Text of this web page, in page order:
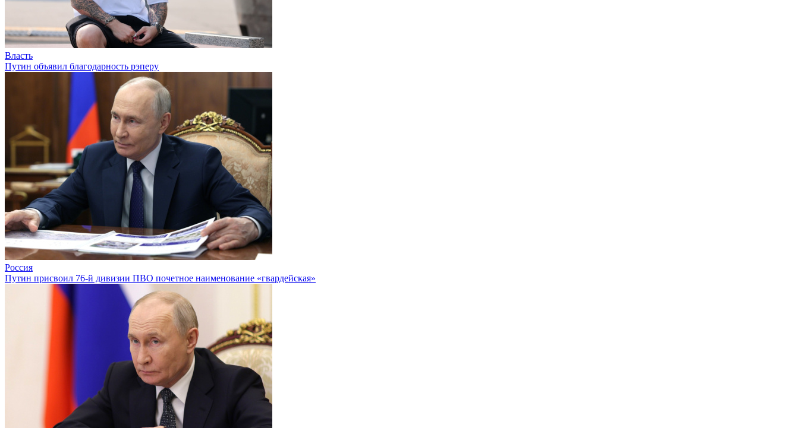
Власть
Путин объявил благодарность рэперу
Россия
Путин присвоил 76-й дивизии ПВО почетное наименование «гвардейская»